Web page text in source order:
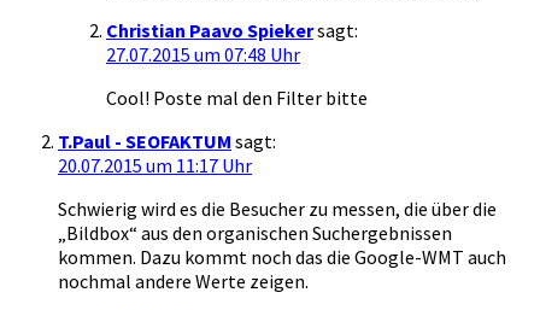
Christian Paavo Spiekersagt:
27.07.2015 um 07:48 Uhr
Cool! Poste mal den Filter bitte
T.Paul - SEOFAKTUM sagt:
20.07.2015 um 11:17 Uhr
Schwierig wird es die Besucher zu messen, die über die
„Bildbox“ aus den organischen Suchergebnissen
kommen. Dazu kommt noch das die Google-WMT auch
nochmal andere Werte zeigen.